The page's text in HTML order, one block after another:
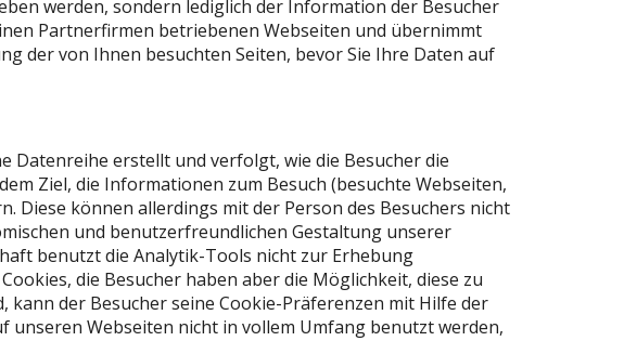
werden, sondern lediglich der Information der Besucher
Partnerfirmen betriebenen Webseiten und übernimmt
der von Ihnen besuchten Seiten, bevor Sie Ihre Daten auf
Datenreihe erstellt und verfolgt, wie die Besucher die
Ziel, die Informationen zum Besuch (besuchte Webseiten,
Diese können allerdings mit der Person des Besuchers nicht
und benutzerfreundlichen Gestaltung unserer
benutzt die Analytik-Tools nicht zur Erhebung
die Besucher haben aber die Möglichkeit, diese zu
der Besucher seine Cookie-Präferenzen mit Hilfe der
Webseiten nicht in vollem Umfang benutzt werden,